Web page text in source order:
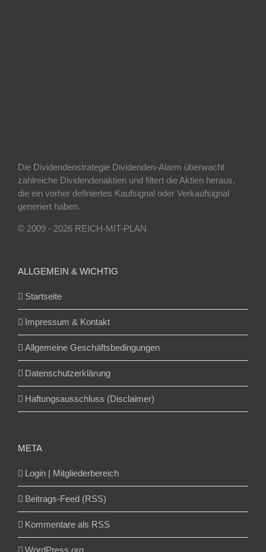
Die Dividendenstrategie Dividenden-Alarm überwacht
zahlreiche Dividendenaktien und filtert die Aktien heraus,
die ein vorher definiertes Kaufsignal oder Verkaufsignal
generiert haben.
© 2009 - 2026 REICH-MIT-PLAN
ALLGEMEIN & WICHTIG
Startseite
Impressum & Kontakt
Allgemeine Geschäftsbedingungen
Datenschutzerklärung
Haftungsausschluss (Disclaimer)
META
Login | Mitgliederbereich
Beitrags-Feed (RSS)
Kommentare als RSS
WordPress.org